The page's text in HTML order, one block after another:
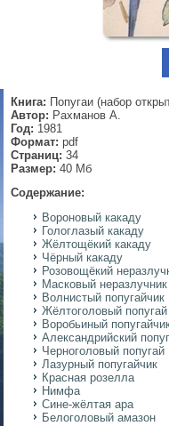
Книга: Попугаи (набор
Автор: Рахманов А.
Год: 1981
Формат: pdf
Страниц: 34
Размер: 40 Мб
Содержание:
Вороновый какаду
Гологлазый какаду
Жёлтощёкий какаду
Чёрный какаду
Розовощёкий
Масковый неразлучник
Волнистый попугайчик
Жёлтоголовый попугай
Воробьиный
Александрийский
Черноголовый попугай
Лазурный попугайчик
Красная розелла
Нимфа
Сине-жёлтая ара
Белоголовый амазон
▼
▼
▼
▼